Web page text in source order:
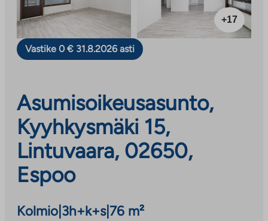
+17
Vastike 0 € 31.8.2026 asti
Asumisoikeusasunto,
Kyyhkysmäki 15,
Lintuvaara, 02650,
Espoo
Kolmio 3h+k+s| 76 m²